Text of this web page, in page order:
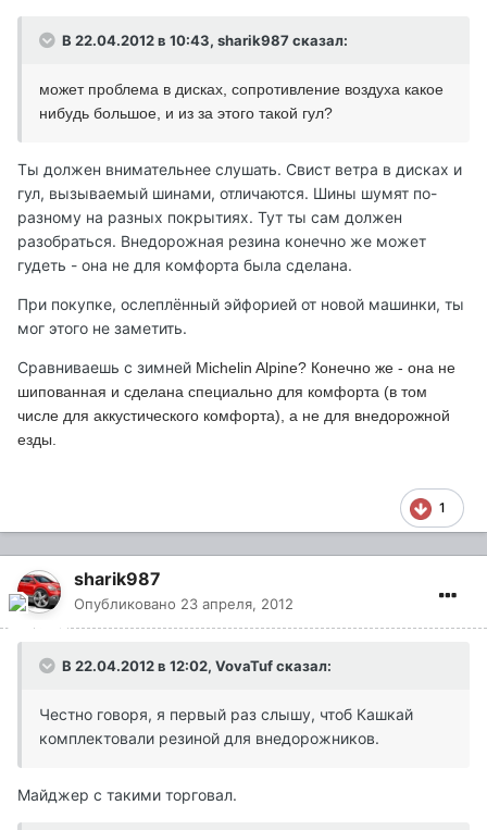
В 22.04.2012 в 10:43, sharik987 сказал:
может проблема в дисках, сопротивление воздуха какое
нибудь большое, и из за этого такой гул?
Ты должен внимательнее слушать. Свист ветра в дисках и
гул, вызываемый шинами, отличаются. Шины шумят по-
разному на разных покрытиях. Тут ты сам должен
разобраться. Внедорожная резина конечно же может
гудеть - она не для комфорта была сделана.
При покупке, ослеплённый эйфорией от новой машинки, ты
мог этого не заметить.
Сравниваешь с зимней Michelin Alpine? Конечно же - она не
шипованная и сделана специально для комфорта (в том
числе для аккустического комфорта), а не для внедорожной
езды.
1
sharik987
Опубликовано 23 апреля, 2012
В 22.04.2012 в 12:02, VovaTuf сказал:
Честно говоря, я первый раз слышу, чтоб Кашкай
комплектовали резиной для внедорожников.
Майджер с такими торговал.